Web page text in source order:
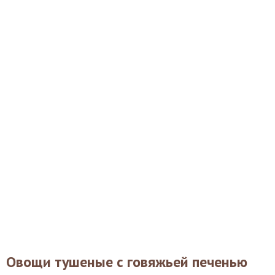
Овощи тушеные с говяжьей печенью